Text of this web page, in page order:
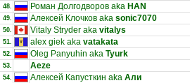
48. Роман Долгодворов aka HAN
49. Алексей Клочков aka sonic7070
50. Vitaly Stryder aka vitalys
51. alex giek aka vatakata
52. Oleg Panyuhin aka Tyurk
53. Aeze
54. Алексей Капусткин aka Али